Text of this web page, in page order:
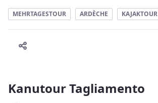
MEHRTAGESTOUR ARDÈCHE KAJAKTOUR
Kanutour Tagliamento